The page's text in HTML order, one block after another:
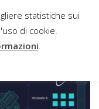
statistiche sui
di cookie.